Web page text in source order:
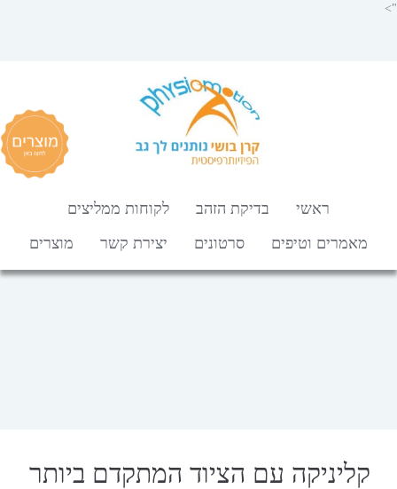
">
ראשי בדיקת הזהב
לקוחות ממליצים
מאמרים וטיפים
סרטונים יצירת קשר מוצרים
קליניקה עם הציוד המתקדם ביותר